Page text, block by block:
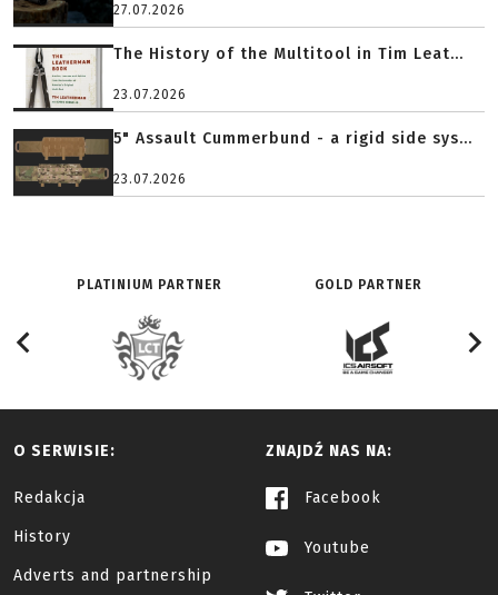
27.07.2026
The History of the Multitool in Tim Leat...
23.07.2026
5" Assault Cummerbund - a rigid side sys...
23.07.2026
PLATINIUM PARTNER GOLD PARTNER
O SERWISIE:
Redakcja
History
Adverts and partnership
ZNAJDŹ NAS NA:
Facebook
Youtube